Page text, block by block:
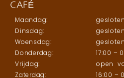
CAFÉ
Maandag:
Dinsdag:
Woensdag:
Donderdag:
Vrijdag:
Zaterdag:
gesloten
gesloten
gesloten
17:00 –
open
16:00 –